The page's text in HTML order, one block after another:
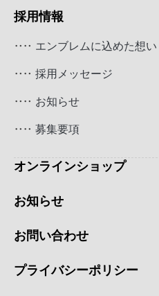
採用情報
エンブレムに込めた想い
採用メッセージ
お知らせ
募集要項
オンラインショップ
お知らせ
お問い合わせ
プライバシーポリシー